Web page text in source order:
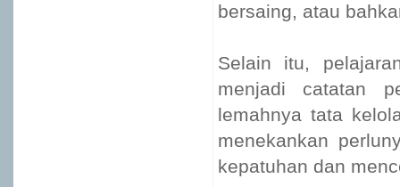
bersaing, atau
Selain itu,
menjadi catatan
lemahnya tata
menekankan
kepatuhan dan